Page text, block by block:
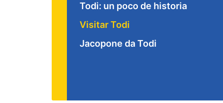
Todi: un poco de historia
Visitar Todi
Jacopone da Todi